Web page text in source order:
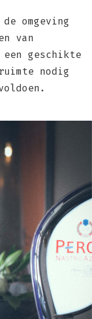
omgeving
van
geschikte
nodig